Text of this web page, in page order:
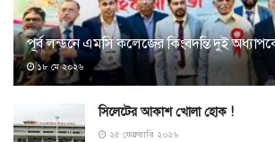
পূর্ব লন্ডনে এমসি কলেজের কিংবদন্তি দুই
১৮ মে ২০২৬
সিলেটের আকাশ খোলা হোক !
২৫ ফেব্রুয়ারি ২০২৬